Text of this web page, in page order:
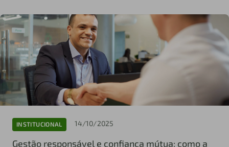
INSTITUCIONAL 14/10/2025
Gestão responsável e confiança mútua: como a